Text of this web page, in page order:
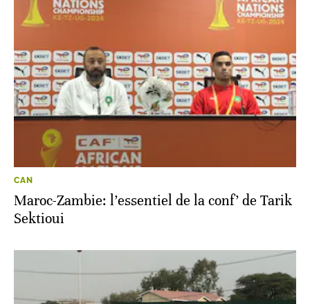
CAN
Maroc-Zambie: l’essentiel de la conf’ de Tarik
Sektioui